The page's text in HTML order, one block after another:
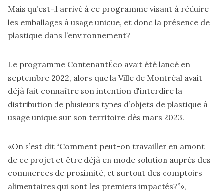
Mais qu’est-il arrivé à ce programme visant à réduire
les emballages à usage unique, et donc la présence de
plastique dans l’environnement?
Le programme ContenantÉco avait été lancé en
septembre 2022, alors que la Ville de Montréal avait
déjà fait connaître son intention d'interdire la
distribution de plusieurs types d’objets de plastique à
usage unique sur son territoire dès mars 2023.
«On s’est dit “Comment peut-on travailler en amont
de ce projet et être déjà en mode solution auprès des
commerces de proximité, et surtout des comptoirs
alimentaires qui sont les premiers impactés?”»,